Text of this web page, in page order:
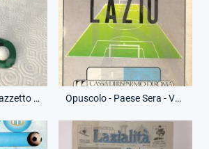
Memorabilia - Pupazzetto - Ruben Sosa Opuscolo - Paese Sera - Vademecum Lazio